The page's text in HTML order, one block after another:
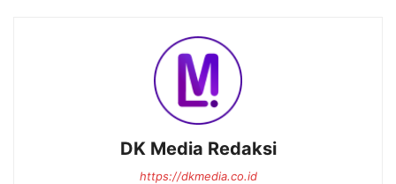
DK Media Redaksi
https://dkmedia.co.id